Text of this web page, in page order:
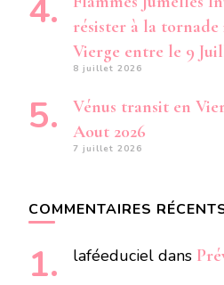
résister à la
Vierge entre le 9
8 juillet 2026
Vénus transit en
Aout 2026
7 juillet 2026
COMMENTAIRES
laféeduciel dans